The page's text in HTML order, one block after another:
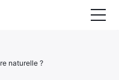
naturelle ?